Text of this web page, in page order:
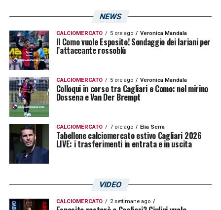
NEWS
CALCIOMERCATO 5 ore ago Veronica Mandala
Il Como vuole Esposito! Sondaggio dei lariani per
l’attaccante rossoblù
CALCIOMERCATO 5 ore ago Veronica Mandala
Colloqui in corso tra Cagliari e Como: nel mirino
Dossena e Van Der Brempt
CALCIOMERCATO 7 ore ago Elia Serra
Tabellone calciomercato estivo Cagliari 2026
LIVE: i trasferimenti in entrata e in uscita
VIDEO
CALCIOMERCATO 2 settimane ago